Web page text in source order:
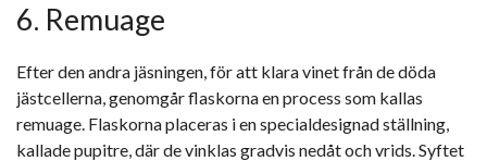
6. Remuage
Efter den andra jäsningen, för att klara vinet från de döda
jästcellerna, genomgår flaskorna en process som kallas
remuage. Flaskorna placeras i en specialdesignad ställning,
kallade pupitre, där de vinklas gradvis nedåt och vrids. Syftet